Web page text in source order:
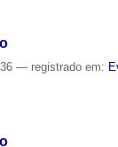
— registrado em: